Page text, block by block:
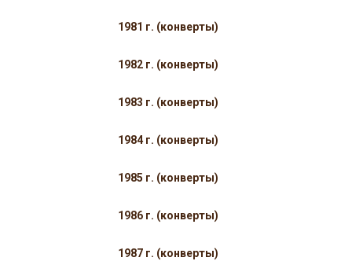
1981 г. (конверты)
1982 г. (конверты)
1983 г. (конверты)
1984 г. (конверты)
1985 г. (конверты)
1986 г. (конверты)
1987 г. (конверты)